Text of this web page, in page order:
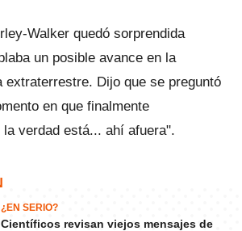
Walker quedó sorprendida
un posible avance en la
extraterrestre. Dijo que se preguntó
en que finalmente
verdad está... ahí afuera".
¿EN SERIO?
Científicos revisan viejos mensajes de